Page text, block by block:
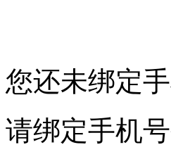
您还未绑定
请绑定手机